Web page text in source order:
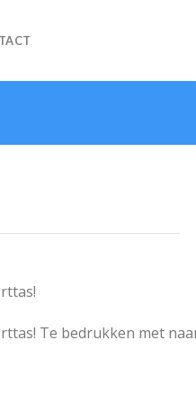
Te bedrukken met